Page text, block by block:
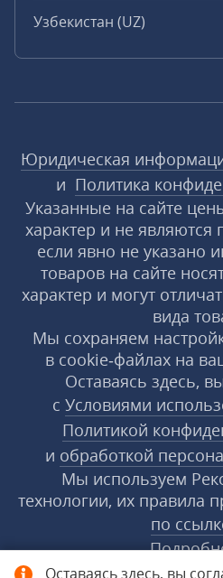
Оставаясь здесь, вы
Узбекистан (UZ)
Юридическая
и Политика
Указанные на сайте
характер и не
если явно не указано
товаров на сайте
характер и могут
вида
Мы сохраняем
в cookie‑файлах на
Оставаясь здесь,
с Условиями
Политикой
и обработкой
Мы используем
технологии, их правила
по